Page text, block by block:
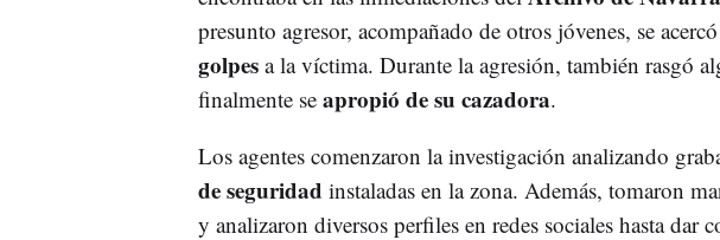
presunto agresor, acompañado de otros jóvenes, se
golpesa la víctima. Durante la agresión, también rasgó
finalmente se apropió de su cazadora.
Los agentes comenzaron la investigación analizando
de seguridad instaladas en la zona. Además, tomaron
y analizaron diversos perfiles en redes sociales hasta dar